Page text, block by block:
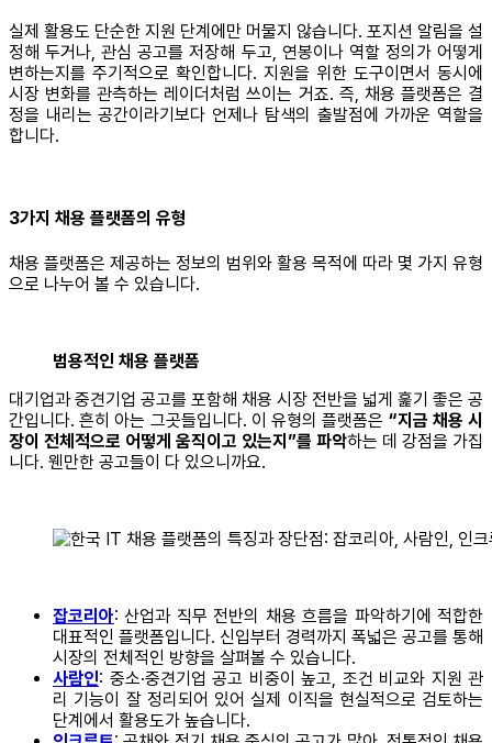
실제 활용도 단순한 지원 단계에만 머물지 않습니다. 포지션 알림을 설
정해 두거나, 관심 공고를 저장해 두고, 연봉이나 역할 정의가 어떻게
변하는지를 주기적으로 확인합니다. 지원을 위한 도구이면서 동시에
시장 변화를 관측하는 레이더처럼 쓰이는 거죠. 즉, 채용 플랫폼은 결
정을 내리는 공간이라기보다 언제나 탐색의 출발점에 가까운 역할을
합니다.
3가지 채용 플랫폼의 유형
채용 플랫폼은 제공하는 정보의 범위와 활용 목적에 따라 몇 가지 유형
으로 나누어 볼 수 있습니다.
범용적인 채용 플랫폼
대기업과 중견기업 공고를 포함해 채용 시장 전반을 넓게 훑기 좋은 공
간입니다. 흔히 아는 그곳들입니다. 이 유형의 플랫폼은 “지금 채용 시
장이 전체적으로 어떻게 움직이고 있는지”를 파악하는 데 강점을 가집
니다. 웬만한 공고들이 다 있으니까요.
잡코리아: 산업과 직무 전반의 채용 흐름을 파악하기에 적합한
대표적인 플랫폼입니다. 신입부터 경력까지 폭넓은 공고를 통해
시장의 전체적인 방향을 살펴볼 수 있습니다.
사람인: 중소·중견기업 공고 비중이 높고, 조건 비교와 지원 관
리 기능이 잘 정리되어 있어 실제 이직을 현실적으로 검토하는
단계에서 활용도가 높습니다.